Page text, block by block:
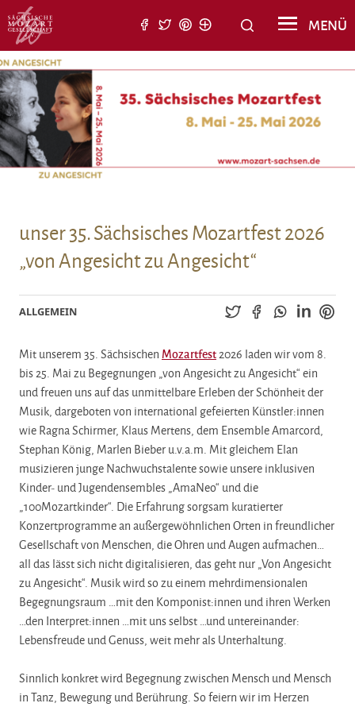
Suchen
MENÜ
unser 35. Sächsisches Mozartfest 2026
„von Angesicht zu Angesicht“
ALLGEMEIN
Mit unserem 35. Sächsischen Mozartfest2026 laden wir vom 8.
bis 25. Mai zu Begegnungen „von Angesicht zu Angesicht“ ein
und freuen uns auf das unmittelbare Erleben der Schönheit der
Musik, dargeboten von international gefeierten Künstler:innen
wie Ragna Schirmer, Klaus Mertens, dem Ensemble Amarcord,
Stephan König, Marlen Bieber u.v.a.m. Mit gleichem Elan
musizieren junge Nachwuchstalente sowie unsere inklusiven
Kinder- und Jugendensembles „AmaNeo“ und die
„100Mozartkinder“. Die Erfahrung sorgsam kuratierter
Konzertprogramme an außergewöhnlichen Orten in freundlicher
Gesellschaft von Menschen, die Ohren und Augen aufmachen…
all das lässt sich nicht digitalisieren, das geht nur „Von Angesicht
zu Angesicht“. Musik wird so zu einem mehrdimensionalen
Begegnungsraum …mit den Komponist:innen und ihren Werken
…den Interpret:innen …mit uns selbst …und untereinander:
Lebensfreude und Genuss, weit mehr als Unterhaltung.
Sinnlich konkret wird Begegnung zwischen Mensch und Mensch
in Tanz, Bewegung und Berührung. So feiern wir im Herzen